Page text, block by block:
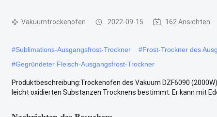
Vakuumtrockenofen 2022-09-15 162 Ansichten
#Sublimations-Ausgangsfrost-Trockner #Frost-Trockner des
#Gegründeter Fleisch-Ausgangsfrost-Trockner
Produktbeschreibung:Trockenofen des Vakuum DZF6090
leicht oxidierten Substanzen Trocknens bestimmt. Er kann mit